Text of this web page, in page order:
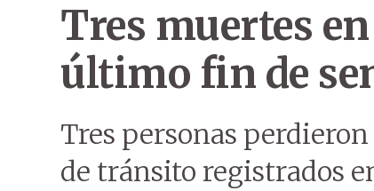
Tres muertes
último fin de
Tres personas
de tránsito registrados